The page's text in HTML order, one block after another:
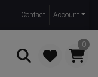
Contact Account
0